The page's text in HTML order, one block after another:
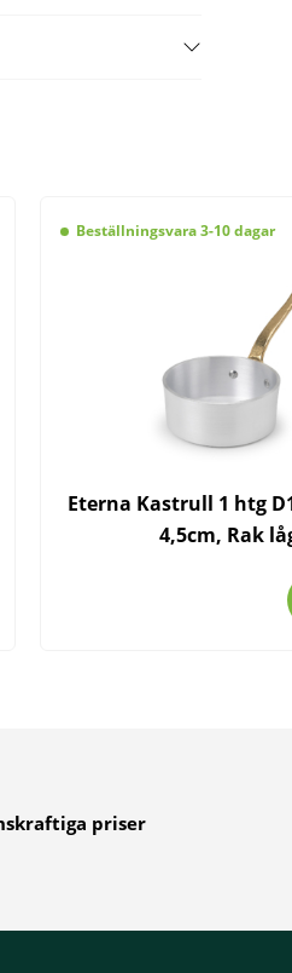
Beställningsvara 3-10 dagar
Eterna Kastrull 1 htg
4,5cm, Rak
priser